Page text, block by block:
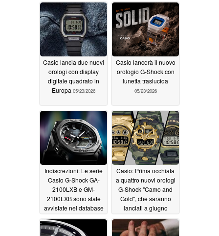
Casio lancia due nuovi
orologi con display
digitale quadrato in
Europa 05/23/2026
Casio lancerà il nuovo
orologio G-Shock con
lunetta traslucida
05/23/2026
Indiscrezioni: Le serie
Casio G-Shock GA-
2100LXB e GM-
2100LXB sono state
avvistate nel database
05/22/2026
Casio: Prima occhiata
a quattro nuovi orologi
G-Shock "Camo and
Gold", che saranno
lanciati a giugno
05/21/2026